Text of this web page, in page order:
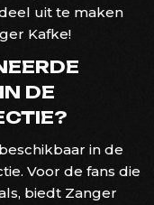
uit te maken
Kafke!
DE
in de
Voor de fans die
biedt Zanger